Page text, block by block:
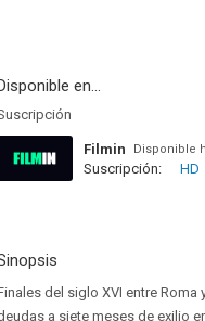
en...
Filmin Disponible
Suscripción: HD
del siglo XVI entre
a siete meses de exilio